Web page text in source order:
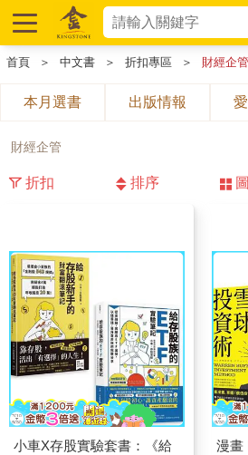
首頁 ＞ 中文書 ＞ 折扣專區 ＞ 財經企管
本月選書 出版情報
財經企管
折扣 排序
小車X存股實驗套書：《給
漫畫